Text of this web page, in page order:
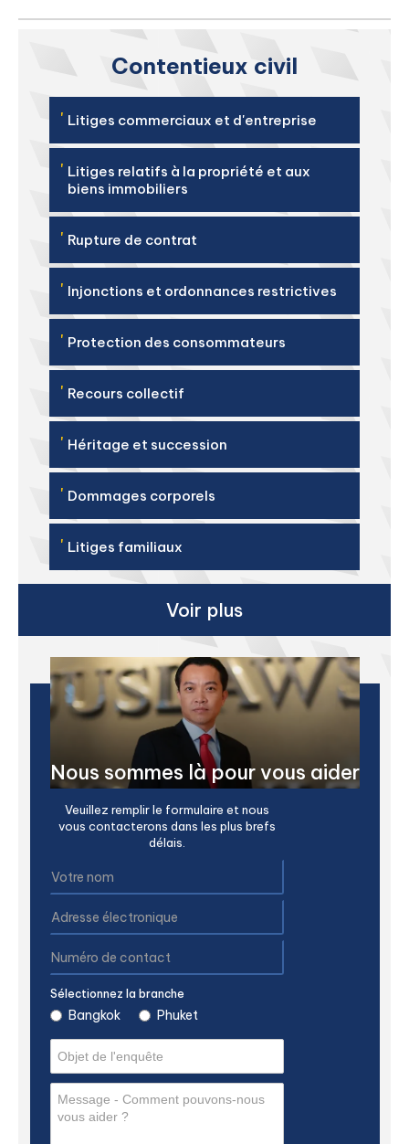
Contentieux civil
' Litiges commerciaux et d'entreprise
' Litiges relatifs à la propriété et aux
biens immobiliers
' Rupture de contrat
' Injonctions et ordonnances restrictives
' Protection des consommateurs
' Recours collectif
' Héritage et succession
' Dommages corporels
' Litiges familiaux
Voir plus
Nous sommes là pour vous aider
Veuillez remplir le formulaire et nous
vous contacterons dans les plus brefs
délais.
Sélectionnez la branche
Bangkok Phuket